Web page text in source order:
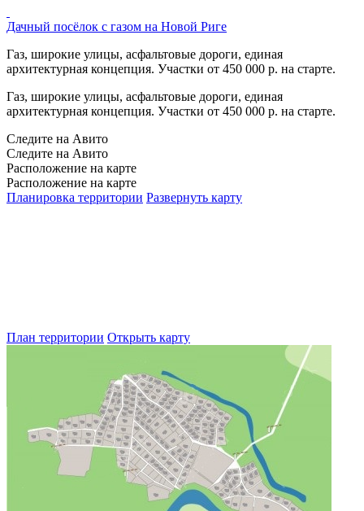
Дачный посёлок с газом на Новой Риге
Газ, широкие улицы, асфальтовые дороги, единая
архитектурная концепция. Участки от 450 000 р. на старте.
Газ, широкие улицы, асфальтовые дороги, единая
архитектурная концепция. Участки от 450 000 р. на старте.
Следите на Авито
Следите на Авито
Расположение на карте
Расположение на карте
Планировка территории Развернуть карту
План территории Открыть карту